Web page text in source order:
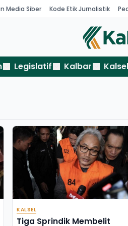
Media Siber Kode Etik Jurnalistik
Legislatif Kalbar Kalsel
KALSEL
Tiga Sprindik Membelit